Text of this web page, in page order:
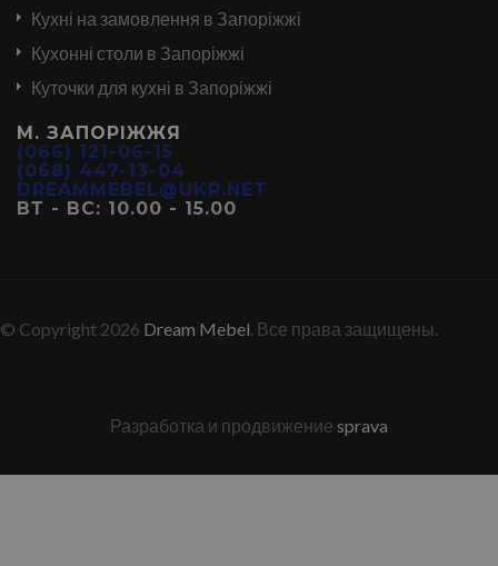
Кухні на замовлення в Запоріжжі
Кухонні столи в Запоріжжі
Куточки для кухні в Запоріжжі
М. ЗАПОРІЖЖЯ
(066) 121-06-15
(068) 447-13-04
DREAMMEBEL@UKR.NET
ВТ - ВС: 10.00 - 15.00
© Copyright 2026 Dream Mebel. Все права защищены.
Разработка и продвижение sprava